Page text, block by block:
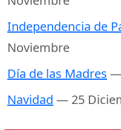
Independencia de
Noviembre
Día de las Madres —
Navidad — 25